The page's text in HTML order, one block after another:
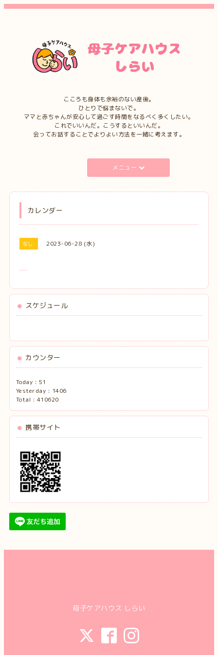
こころも身体も余裕のない産後。
ひとりで悩まないで。
ママと赤ちゃんが安心して過ごす時間をなるべく多くしたい。
これでいいんだ。こうするといいんだ。
会ってお話することでよりよい方法を一緒に考えます。
メニュー
カレンダー
なし 2023-06-28 (水)
スケジュール
カウンター
Today : 51
Yesterday : 1406
Total : 410620
携帯サイト
母子ケアハウス しらい